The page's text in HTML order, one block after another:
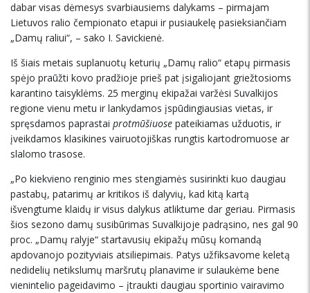
dabar visas dėmesys svarbiausiems dalykams – pirmajam
Lietuvos ralio čempionato etapui ir pusiaukelę pasieksiančiam
„Damų raliui“, – sako I. Savickienė.
Iš šiais metais suplanuotų keturių „Damų ralio“ etapų pirmasis
spėjo praūžti kovo pradžioje prieš pat įsigaliojant griežtosioms
karantino taisyklėms. 25 merginų ekipažai varžėsi Suvalkijos
regione vienu metu ir lankydamos įspūdingiausias vietas, ir
spręsdamos paprastai protmūšiuose pateikiamas užduotis, ir
įveikdamos klasikines vairuotojiškas rungtis kartodromuose ar
slalomo trasose.
„Po kiekvieno renginio mes stengiamės susirinkti kuo daugiau
pastabų, patarimų ar kritikos iš dalyvių, kad kitą kartą
išvengtume klaidų ir visus dalykus atliktume dar geriau. Pirmasis
šios sezono damų susibūrimas Suvalkijoje padrąsino, nes gal 90
proc. „Damų ralyje“ startavusių ekipažų mūsų komandą
apdovanojo pozityviais atsiliepimais. Patys užfiksavome keletą
nedidelių netikslumų maršrutų planavime ir sulaukėme bene
vienintelio pageidavimo – įtraukti daugiau sportinio vairavimo